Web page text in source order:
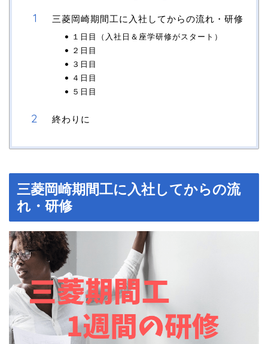
三菱岡崎期間工に入社してからの流れ・研修
１日目（入社日＆座学研修がスタート）
２日目
３日目
４日目
５日目
終わりに
三菱岡崎期間工に入社してからの流
れ・研修